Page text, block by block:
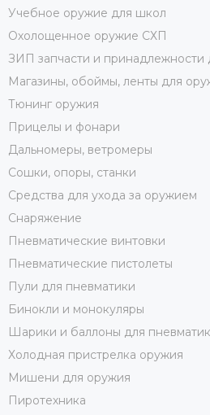
Учебное оружие для школ
Охолощенное оружие СХП
ЗИП запчасти и принадлежности
Магазины, обоймы, ленты для
Тюнинг оружия
Прицелы и фонари
Дальномеры, ветромеры
Сошки, опоры, станки
Средства для ухода за оружием
Снаряжение
Пневматические винтовки
Пневматические пистолеты
Пули для пневматики
Бинокли и монокуляры
Шарики и баллоны для
Холодная пристрелка оружия
Мишени для оружия
Пиротехника